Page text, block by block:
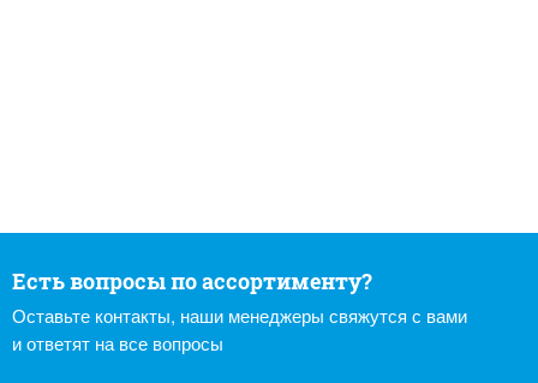
Есть вопросы по ассортименту?
Оставьте контакты, наши менеджеры свяжутся с вами
и ответят на все вопросы